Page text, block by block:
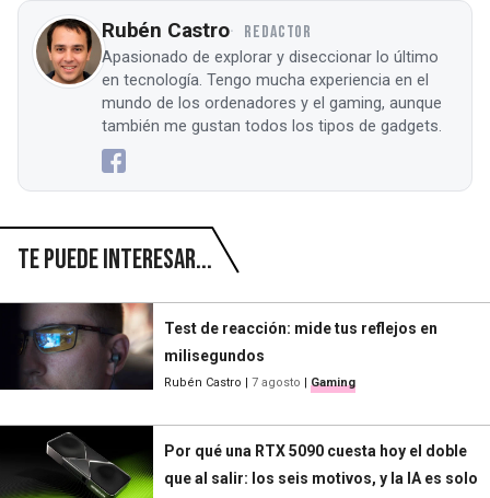
Rubén Castro REDACTOR
Apasionado de explorar y diseccionar lo último
en tecnología. Tengo mucha experiencia en el
mundo de los ordenadores y el gaming, aunque
también me gustan todos los tipos de gadgets.
Te puede interesar...
Test de reacción: mide tus reflejos en
milisegundos
Rubén Castro | 7 agosto | Gaming
Por qué una RTX 5090 cuesta hoy el doble
que al salir: los seis motivos, y la IA es solo